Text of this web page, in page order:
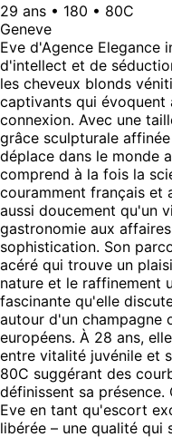
29 ans • 180 • 80C
Geneve
Eve d'Agence Elegance
d'intellect et de
les cheveux blonds
captivants qui
connexion. Avec une
grâce sculpturale
déplace dans le monde
comprend à la fois la
couramment français et
aussi doucement qu'un
gastronomie aux
sophistication. Son
acéré qui trouve un
nature et le raffinement
fascinante qu'elle
autour d'un champagne
européens. À 28 ans,
entre vitalité juvénile et
80C suggérant des
définissent sa
Eve en tant qu'escort
libérée – une qualité qui